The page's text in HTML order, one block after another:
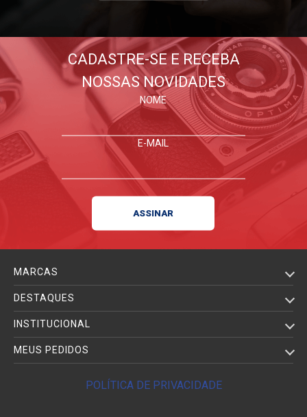
CADASTRE-SE E RECEBA
NOSSAS NOVIDADES
NOME
E-MAIL
MARCAS
DESTAQUES
INSTITUCIONAL
MEUS PEDIDOS
POLÍTICA DE PRIVACIDADE